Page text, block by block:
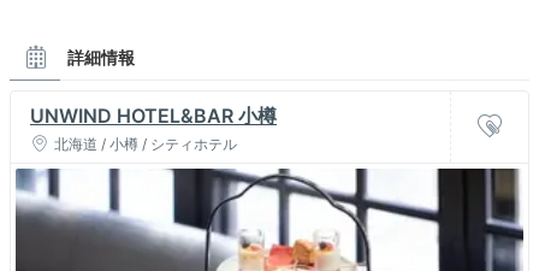
詳細情報
UNWIND HOTEL&BAR 小樽
北海道 / 小樽 / シティホテル